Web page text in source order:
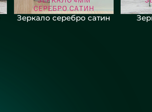
Зеркало серебро сатин